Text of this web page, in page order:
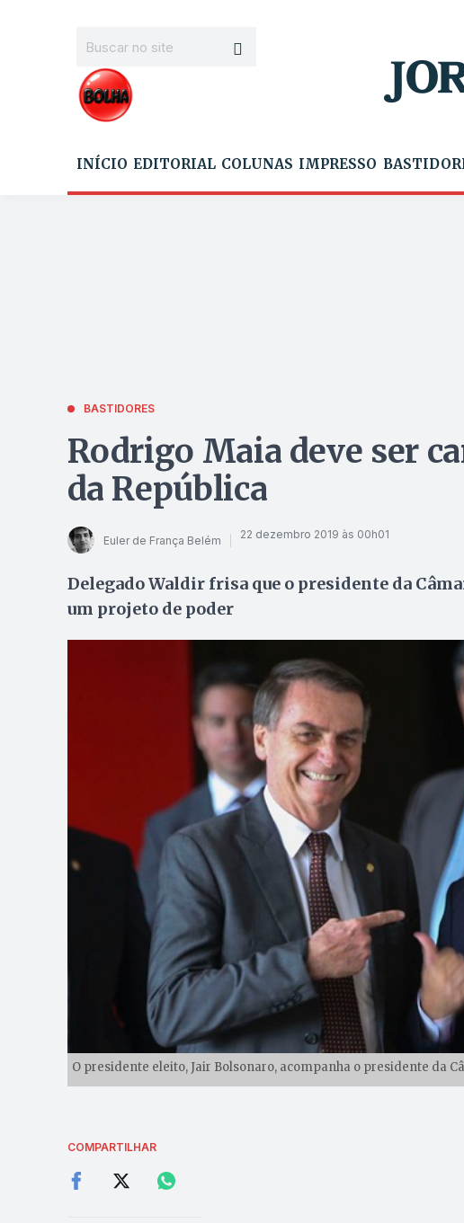
INÍCIO EDITORIAL COLUNAS IMPRESSO
BASTIDORES
Rodrigo Maia deve ser
da República
Euler de França Belém 22 dezembro 2019 às 00h01
Delegado Waldir frisa que o presidente da
um projeto de poder
O presidente eleito, Jair Bolsonaro, acompanha o presidente da
COMPARTILHAR